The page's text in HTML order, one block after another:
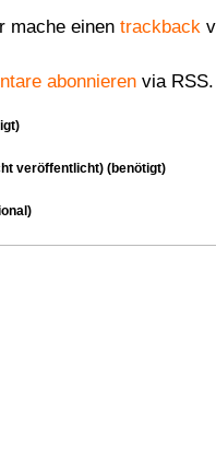
mache einen trackback
abonnieren via RSS.
veröffentlicht) (benötigt)